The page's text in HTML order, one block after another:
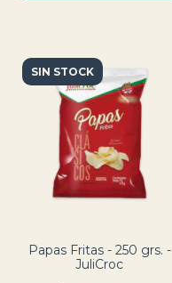
SIN STOCK
Papas Fritas - 250 grs. -
JuliCroc